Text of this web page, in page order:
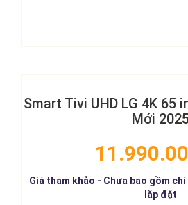
Smart Tivi UHD LG 4K 65
Mới
Giá tham khảo - Chưa bao gồm
lắp đặt